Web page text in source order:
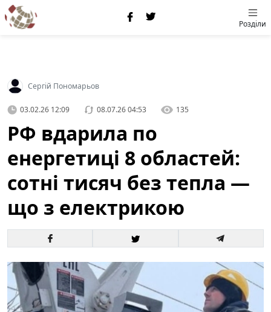
Розділи
Сергій Пономарьов
03.02.26 12:09 08.07.26 04:53 135
РФ вдарила по
енергетиці 8 областей:
сотні тисяч без тепла —
що з електрикою